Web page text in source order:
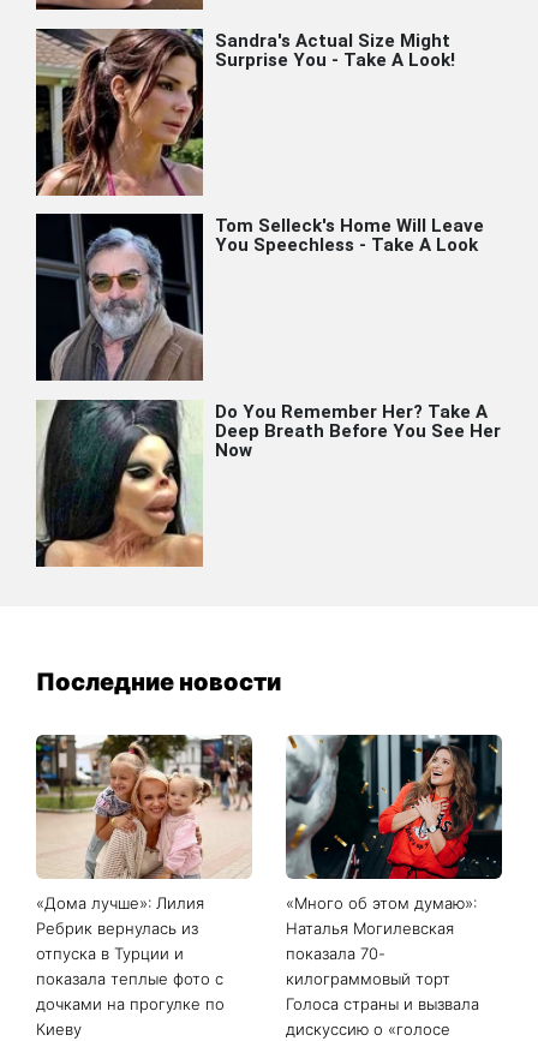
Последние новости
«Дома лучше»: Лилия
Ребрик вернулась из
отпуска в Турции и
показала теплые фото с
дочками на прогулке по
Киеву
«Много об этом думаю»:
Наталья Могилевская
показала 70-
килограммовый торт
Голоса страны и вызвала
дискуссию о «голосе